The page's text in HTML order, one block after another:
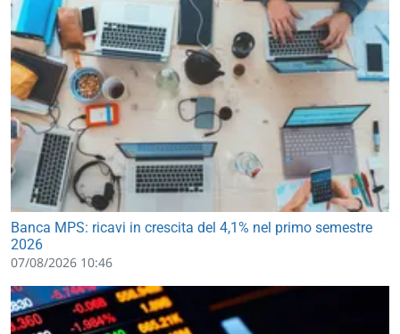
Banca MPS: ricavi in crescita del 4,1% nel primo semestre
2026
07/08/2026 10:46